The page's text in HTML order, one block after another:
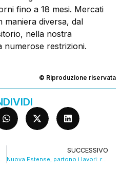
fino a 18 mesi. Mercati
maniera diversa, dal
nella nostra
numerose restrizioni.
© Riproduzione riservata
abiti di scena. VIDEO
SUCCESSIVO
Nuova Estense, partono i lavori: resterà chiusa per tutto luglio. VIDEO